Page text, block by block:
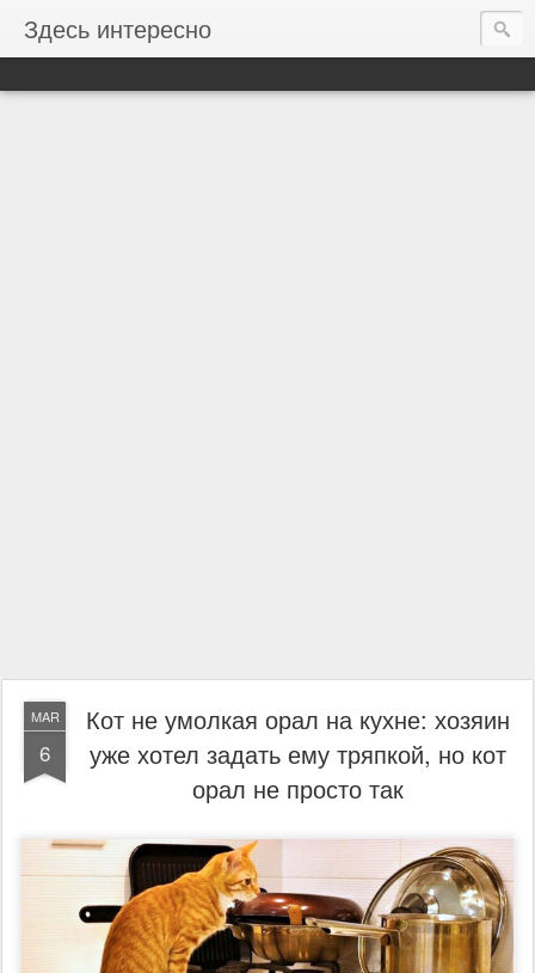
Здесь интересно
MAR
6
Кот не умолкая орал на кухне: хозяин
уже хотел задать ему тряпкой, но кот
орал не просто так